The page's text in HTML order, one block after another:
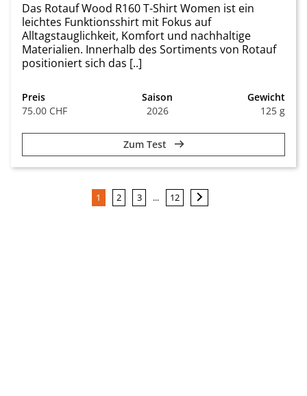
Das Rotauf Wood R160 T-Shirt Women ist ein
leichtes Funktionsshirt mit Fokus auf
Alltagstauglichkeit, Komfort und nachhaltige
Materialien. Innerhalb des Sortiments von Rotauf
positioniert sich das [..]
Preis
75.00 CHF
Saison
2026
Gewicht
125 g
Zum Test
1 2 3 ... 12